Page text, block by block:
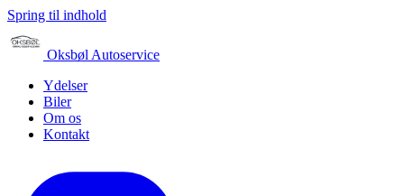
Spring til indhold
Oksbøl Autoservice
Ydelser
Biler
Om os
Kontakt